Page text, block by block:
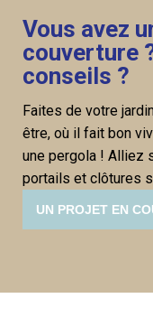
Vous avez
couverture
conseils ?
Faites de votre
être, où il fait bon
une pergola ! Alliez
portails et clôtures
UN PROJET EN